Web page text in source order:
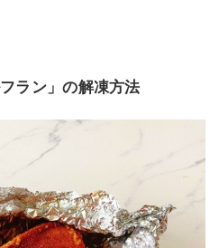
ラン」の解凍方法